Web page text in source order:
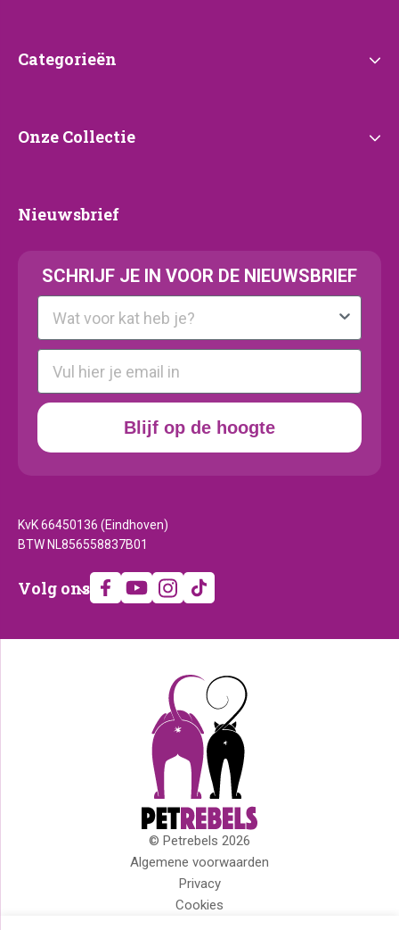
Categorieën
Categorieën
Onze
Onze Collectie
Nieuwsbrief
Nieuwsbrief
SCHRIJF JE IN VOOR DE NIEUWSBRIEF
Kattenras
E-mail
Blijf op de hoogte
KvK 66450136 (Eindhoven)
BTW NL856558837B01
Volg
Volg ons
© Petrebels 2026
Copyright
Algemene voorwaarden
Privacy
Cookies